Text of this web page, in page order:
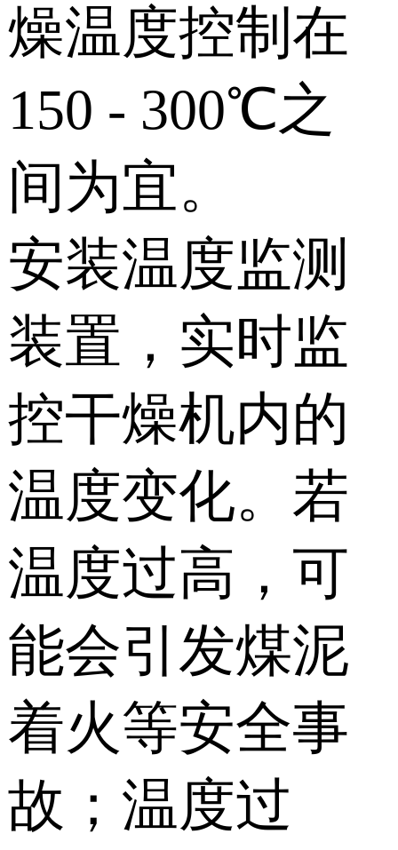
燥温度控制在
150 - 300℃之
间为宜。
安装温度监测
装置，实时监
控干燥机内的
温度变化。若
温度过高，可
能会引发煤泥
着火等安全事
故；温度过